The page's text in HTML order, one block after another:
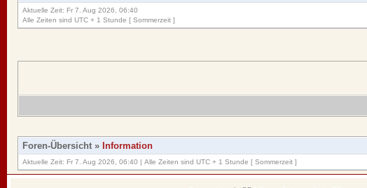
Aktuelle Zeit: Fr 7. Aug 2026, 06:40
Alle Zeiten sind UTC + 1 Stunde [ Sommerzeit ]
Foren-Übersicht » Information
Aktuelle Zeit: Fr 7. Aug 2026, 06:40 | Alle Zeiten sind UTC + 1 Stunde [ Sommerzeit ]